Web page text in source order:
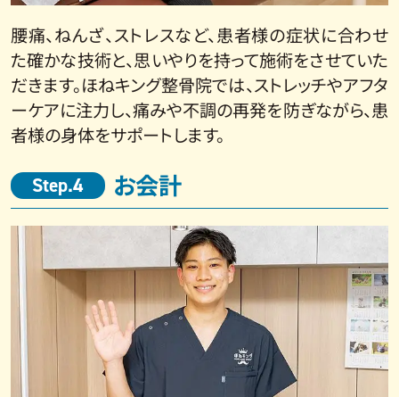
腰痛、ねんざ、ストレスなど、患者様の症状に合わせ
た確かな技術と、思いやりを持って施術をさせていた
だきます。ほねキング整骨院では、ストレッチやアフタ
ーケアに注力し、痛みや不調の再発を防ぎながら、患
者様の身体をサポートします。
Step.4 お会計